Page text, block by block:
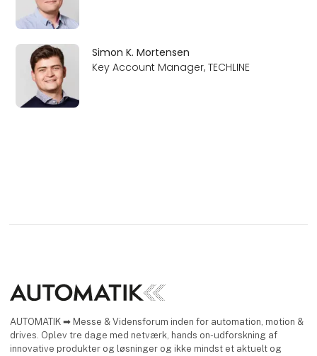
Simon K. Mortensen
Key Account Manager, TECHLINE
AUTOMATIK ➡ Messe & Vidensforum inden for automation, motion &
drives. Oplev tre dage med netværk, hands on-udforskning af
innovative produkter og løsninger og ikke mindst et aktuelt og